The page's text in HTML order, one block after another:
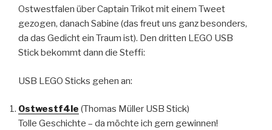
Ostwestfalen über Captain Trikot mit einem Tweet
gezogen, danach Sabine (das freut uns ganz besonders,
da das Gedicht ein Traum ist). Den dritten LEGO USB
Stick bekommt dann die Steffi:
USB LEGO Sticks gehen an:
Ostwestf4le (Thomas Müller USB Stick)
Tolle Geschichte – da möchte ich gern gewinnen!